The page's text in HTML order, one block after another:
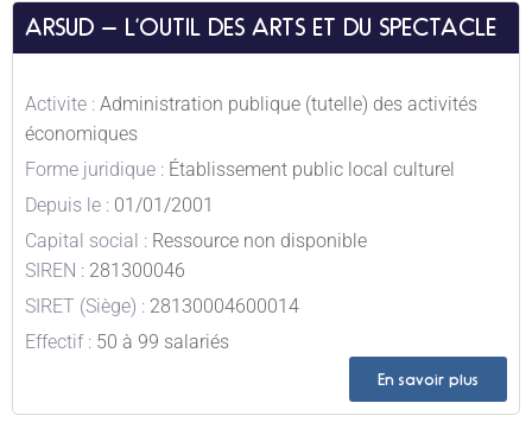
ARSUD – L’OUTIL DES ARTS ET DU SPECTACLE
Activite : Administration publique (tutelle) des activités
économiques
Forme juridique : Établissement public local culturel
Depuis le : 01/01/2001
Capital social : Ressource non disponible
SIREN : 281300046
SIRET (Siège) : 28130004600014
Effectif : 50 à 99 salariés
En savoir plus